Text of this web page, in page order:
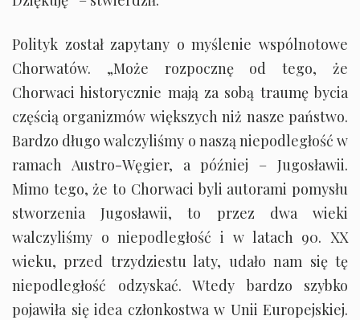
Polityk został zapytany o myślenie wspólnotowe
Chorwatów. „Może rozpocznę od tego, że
Chorwaci historycznie mają za sobą traumę bycia
częścią organizmów większych niż nasze państwo.
Bardzo długo walczyliśmy o naszą niepodległość w
ramach Austro-Węgier, a później – Jugosławii.
Mimo tego, że to Chorwaci byli autorami pomysłu
stworzenia Jugosławii, to przez dwa wieki
walczyliśmy o niepodległość i w latach 90. XX
wieku, przed trzydziestu laty, udało nam się tę
niepodległość odzyskać. Wtedy bardzo szybko
pojawiła się idea członkostwa w Unii Europejskiej.